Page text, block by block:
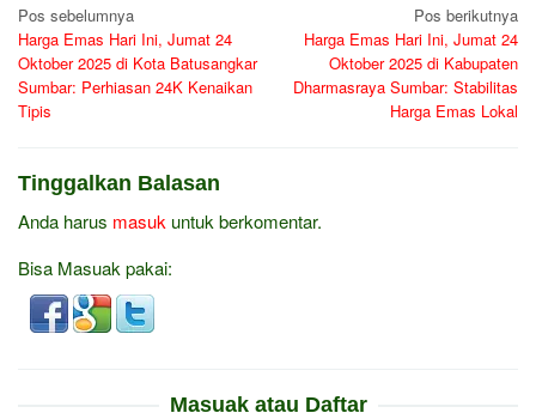
Navigasi
pos
Pos sebelumnya
Harga Emas Hari Ini, Jumat 24
Oktober 2025 di Kota Batusangkar
Sumbar: Perhiasan 24K Kenaikan
Tipis
Pos berikutnya
Harga Emas Hari Ini, Jumat 24
Oktober 2025 di Kabupaten
Dharmasraya Sumbar: Stabilitas
Harga Emas Lokal
Tinggalkan Balasan
Anda harus masuk untuk berkomentar.
Bisa Masuak pakai:
Masuak atau Daftar